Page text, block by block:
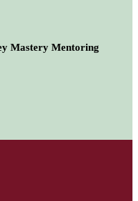
Mastery Mentoring